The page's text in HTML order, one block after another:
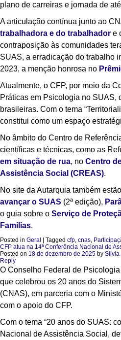
plano de carreiras e jornada de
A articulação contínua junto ao
trabalhadora e do trabalhador e
contraposição às comunidades
SUAS, a erradicação do trabalho
2023, a menção honrosa no
Atualmente, o CFP, por meio da
Práticas em Psicologia no SUAS,
brasileiras. Com o tema
constitui como um espaço
No âmbito do Centro de
científicas e técnicas, como as
em situação de rua, no Centro
Assistência Social (CREAS).
No site da Autarquia também
avançar o SUAS (2ª edição),
o guia sobre o Serviço de
Famílias.
Posted in Geral Tagged cfp, cnas,
CFP atua na 14ª Conferência Nacional de
Posted on 18 de dezembro de 2025 by Sílvia
Reply
O Conselho Federal de
que celebrou os 20 anos do
(CNAS), em parceria com o
com o apoio do CFP.
Com o tema “20 anos do SUAS:
Nacional de Assistência Social,